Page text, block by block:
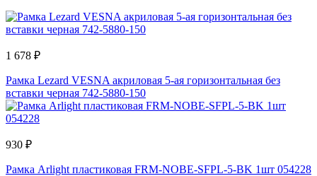
1 678 ₽
Рамка Lezard VESNA акриловая 5-ая горизонтальная без
вставки черная 742-5880-150
930 ₽
Рамка Arlight пластиковая FRM-NOBE-SFPL-5-BK 1шт 054228